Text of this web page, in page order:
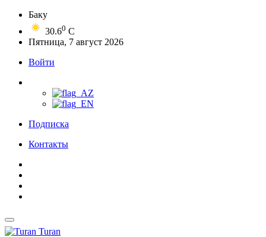
Баку
30.60 C
Пятница, 7 август 2026
Войти
Подписка
Контакты
Turan